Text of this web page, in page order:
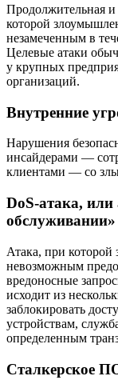
Продолжительная и
которой
незамеченным в
Целевые атаки
у крупных
организаций.
Внутренние
Нарушения
инсайдерами —
клиентами — со
DoS-атака, или
обслуживании»
Атака, при
невозможным
вредоносные
исходит из
заблокировать
устройствам,
определенным
Сталкерское